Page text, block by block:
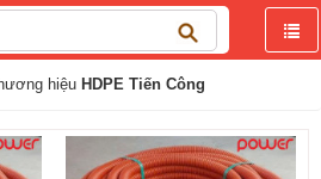
hiệu HDPE Tiến Công